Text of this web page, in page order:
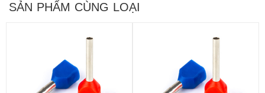
SẢN PHẨM CÙNG LOẠI